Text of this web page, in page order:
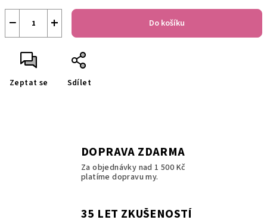
+
− Do košíku
Zeptat se Sdílet
DOPRAVA ZDARMA
Za objednávky nad 1 500 Kč
platíme dopravu my.
35 LET ZKUŠENOSTÍ